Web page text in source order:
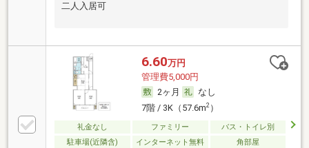
二人入居可
6.60万円
管理費5,000円
2ヶ月
なし
7階 / 3K（57.6m2）
礼金なし ファミリー
バス・トイレ別
駐車場(近隣含)
インターネット無料 角部屋